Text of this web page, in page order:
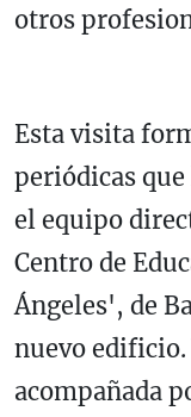
otros
Esta visita
periódicas
el equipo
Centro de
Ángeles', de
nuevo edificio.
acompañada